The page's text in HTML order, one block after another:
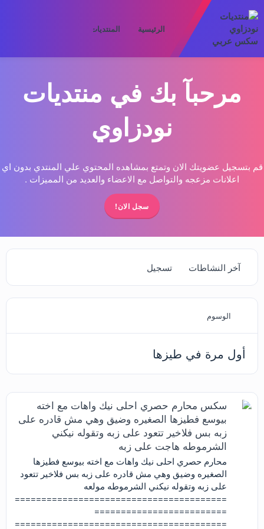
الرئيسية المنتديات
مرحبآ بك في منتديات
نودزاوي
قم بتسجيل عضويتك الان وتمتع بمشاهده المحتوي علي المنتدي بدون اي
اعلانات مزعجه والتواصل مع الاعضاء والعديد من المميزات .
سجل الان!
آخر النشاطات تسجيل
الوسوم
أول مرة في طيزها
سكس محارم حصري احلى نيك واهات مع اخته
بيوسع فطيزها الصغيره وضيق وهي مش قادره على
زبه بس فلاخير تتعود على زبه وتقوله نيكني
الشرموطه هاجت على زبه
محارم حصري احلى نيك واهات مع اخته بيوسع فطيزها
الصغيره وضيق وهي مش قادره على زبه بس فلاخير تتعود
على زبه وتقوله نيكني الشرموطه مولعه
========================================
=========================
========================================